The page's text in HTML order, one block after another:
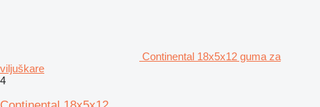
Continental 18x5x12 guma za
viljuškare
4